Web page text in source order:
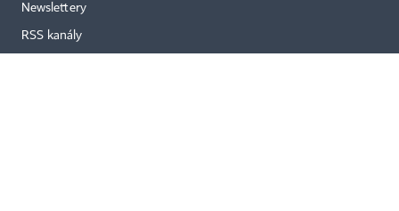
Newslettery
RSS kanály